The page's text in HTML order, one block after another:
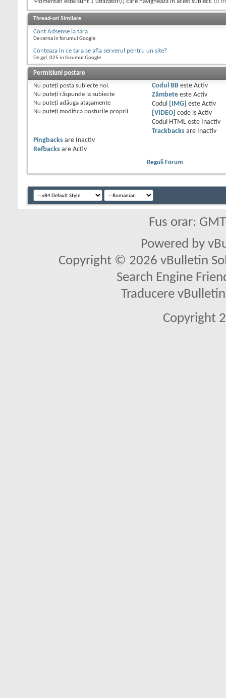
Thread-uri Similare
Cont Adsense la tara
De cerna în forumul Google
Conteaza in ce tara se afla serverul pentru un site?
De gyf_025 în forumul Google
Permisiuni postare
Nu puteţi posta subiecte noi.
Nu puteţi răspunde la subiecte
Nu puteţi adăuga ataşamente
Nu puteţi modifica posturile proprii
Codul BBeste Activ
Zâmbeteeste Activ
Codul
[IMG] este Activ
[VIDEO]
code is Activ
Codul HTML este
Inactiv
Trackbacksare
Inactiv
Pingbacks are
Inactiv
Refbacks are Activ
Reguli Forum
Fus orar:
Powered by
Copyright © 2026 vBulletin
Search Engine
Traducere
Copyright